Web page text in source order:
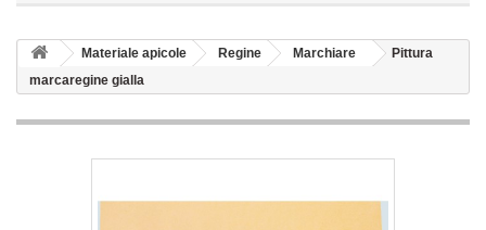
Materiale apicole Regine Marchiare
Pittura
marcaregine gialla